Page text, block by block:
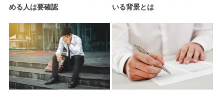
める人は要確認
いる背景とは